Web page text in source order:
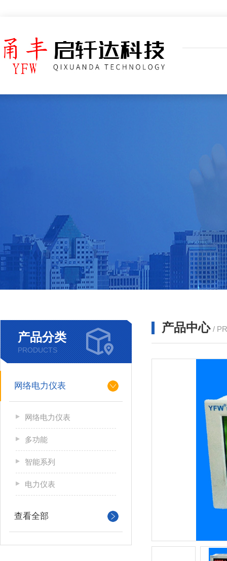
产品分类
PRODUCTS
网络电力仪表
网络电力仪表
多功能
智能系列
电力仪表
查看全部
产品中心 /